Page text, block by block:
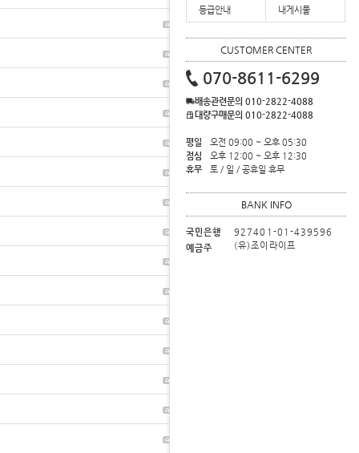
2026-07-03 9
2026-06-18 26
2026-06-04 2
2026-06-04 54
2026-04-01 4
2026-03-31
2026-03-31
2026-02-11 115
등급안내 내게시물
CUSTOMER CENTER
070-8611-6299
배송관련문의 010-2822-4088
대량구매문의 010-2822-4088
평일
오전 09:00 ~ 오후 05:30
점심
오후 12:00 ~ 오후 12:30
휴무
토 / 일 / 공휴일 휴무
BANK INFO
국민은행
927401-01-439596
예금주
(유)조이라이프